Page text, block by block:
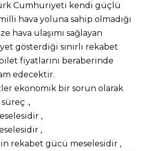
Cumhuriyeti kendi güçlü
hava yoluna sahip olmadığı
hava ulaşımı sağlayan
gösterdiği sınırlı rekabet
fiyatlarını beraberinde
edecektir.
ekonomik bir sorun olarak
.,
,
,
rekabet gücü meselesidir ,